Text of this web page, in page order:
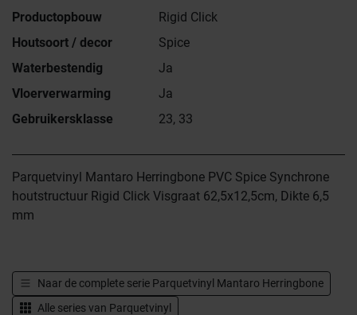
Productopbouw
Rigid Click
Houtsoort / decor
Spice
Waterbestendig
Ja
Vloerverwarming
Ja
Gebruikersklasse
23, 33
Parquetvinyl Mantaro Herringbone PVC Spice Synchrone
houtstructuur Rigid Click Visgraat 62,5x12,5cm, Dikte 6,5
mm
Naar de complete serie Parquetvinyl Mantaro Herringbone
Alle series van Parquetvinyl